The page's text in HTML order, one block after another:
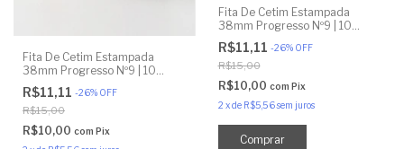
Fita De Cetim Estampada
38mm Progresso Nº9 | 10
Metros Chocolate Poá
R$11,11 -26% OFF
R$15,00
R$10,00 com Pix
Fita De Cetim Estampada
38mm Progresso Nº9 | 10
Metros - Havai
R$11,11 -26% OFF
R$15,00
R$10,00 com Pix
2 xde R$5,56sem juros